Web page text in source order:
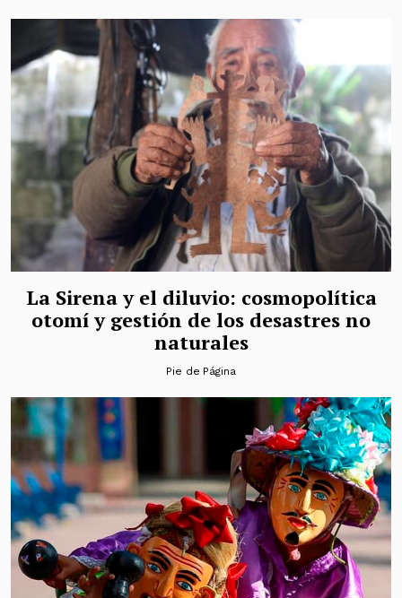
La Sirena y el diluvio: cosmopolítica
otomí y gestión de los desastres no
naturales
Pie de Página